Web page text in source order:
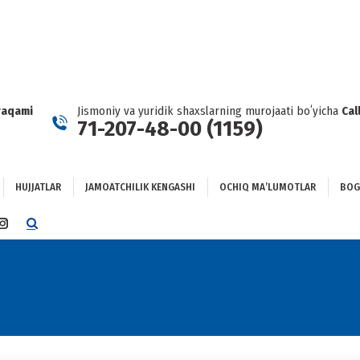
Jismoniy va yuridik shaxslarning murojaati boʻyicha
71-207-48-00 (1159)
HUJJATLAR JAMOATCHILIK KENGASHI OCHIQ MAʼLUMOTLAR
INSTAGRAM